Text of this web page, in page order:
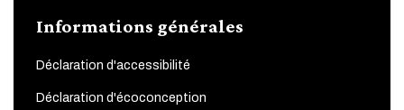
Informations générales
Déclaration d'accessibilité
Déclaration d'écoconception